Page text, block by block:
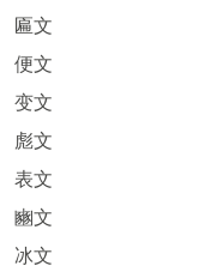
匾文
便文
变文
彪文
表文
豳文
冰文